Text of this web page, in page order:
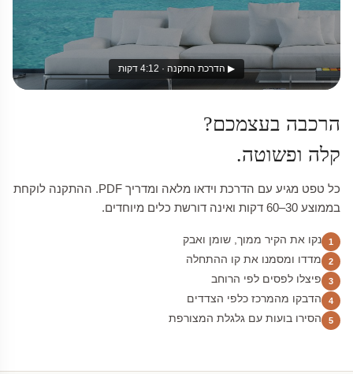
▶ הדרכת התקנה · 4:12 דקות
הרכבה בעצמכם?
קלה ופשוטה.
כל טפט מגיע עם הדרכת וידאו מלאה ומדריך PDF. ההתקנה לוקחת
בממוצע 30–60 דקות ואינה דורשת כלים מיוחדים.
1 נקו את הקיר ממוך, שומן ואבק
2 מדדו ומסמנו את קו ההתחלה
3 פיצלו לפסים לפי הרוחב
4 הדבקו מהמרכז כלפי הצדדים
5 הסירו בועות עם גלגלת המצורפת